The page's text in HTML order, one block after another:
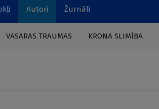
Autori Žurnāli
VASARAS TRAUMAS KRONA SLIMĪBA